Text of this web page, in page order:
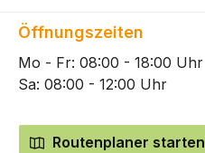
Öffnungszeiten
Mo - Fr: 08:00 - 18:00 Uhr
Sa: 08:00 - 12:00 Uhr
Routenplaner starten